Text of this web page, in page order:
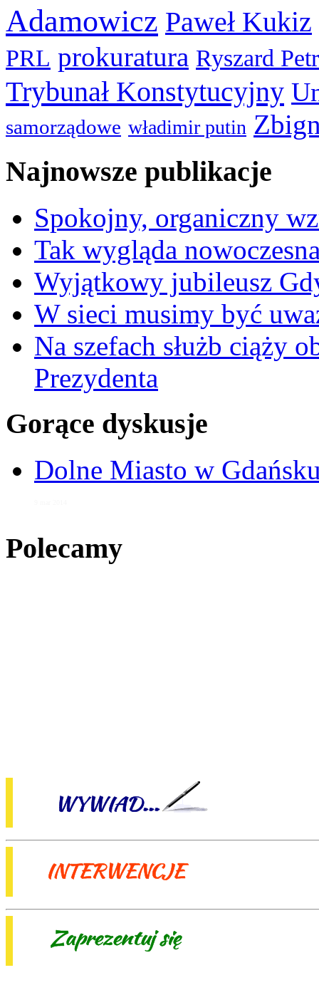
Adamowicz Paweł Kukiz
PRL prokuratura Ryszard
Trybunał Konstytucyjny
samorządowe władimir putin
Najnowsze publikacje
Spokojny, organiczny
Tak wygląda
Wyjątkowy jubileusz
W sieci musimy być
Na szefach służb ciąży
Prezydenta
Gorące dyskusje
Dolne Miasto w
Polecamy